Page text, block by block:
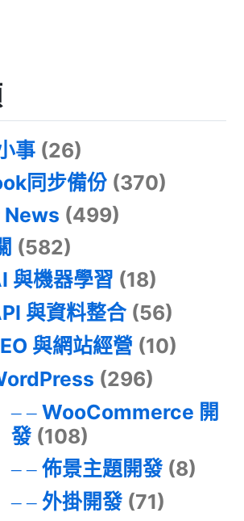
事 (26)
同步備份 (370)
News (499)
(582)
與機器學習 (18)
與資料整合(56)
與網站經營 (10)
(296)
WooCommerce 開
發(108)
佈景主題開發(8)
外掛開發(71)